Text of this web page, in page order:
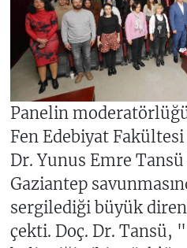
Panelin
Fen Edebiyat
Dr. Yunus Emre
Gaziantep
sergilediği büyük
çekti. Doç. Dr. Tansü,